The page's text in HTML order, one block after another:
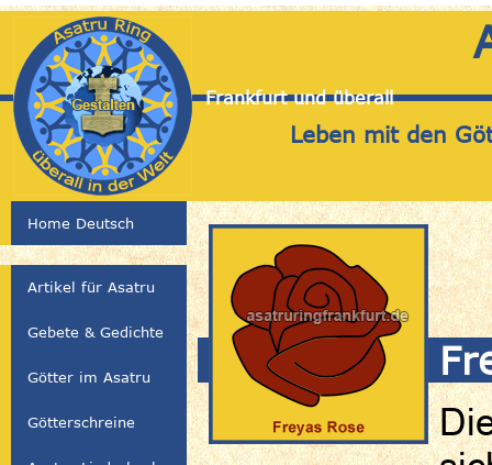
Frankfurt und überall
Leben mit den
Home Deutsch
Artikel für Asatru
Gebete & Gedichte
Götter im Asatru
Götterschreine